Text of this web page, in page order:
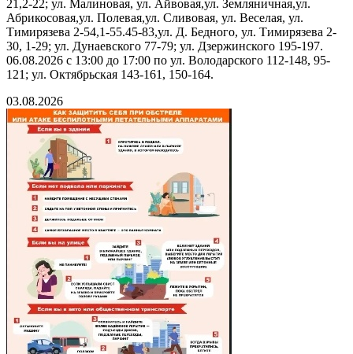
21,2-22; ул. Малиновая, ул. Айвовая,ул. Земляничная,ул.
Абрикосовая,ул. Полевая,ул. Сливовая, ул. Веселая, ул.
Тимирязева 2-54,1-55.45-83,ул. Д. Бедного, ул. Тимирязева 2-
30, 1-29; ул. Дунаевского 77-79; ул. Дзержинского 195-197.
06.08.2026 с 13:00 до 17:00 по ул. Володарского 112-148, 95-
121; ул. Октябрьская 143-161, 150-164.
03.08.2026